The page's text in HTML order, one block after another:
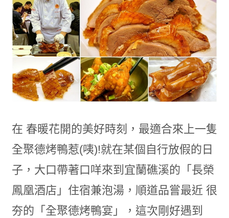
在 春暖花開的美好時刻，最適合來上一隻
全聚德烤鴨惹(咦)!就在某個自行放假的日
子，大口帶著口咩來到宜蘭礁溪的「長榮
鳳凰酒店」住宿兼泡湯，順道品嘗最近 很
夯的「全聚德烤鴨宴」，這次剛好遇到